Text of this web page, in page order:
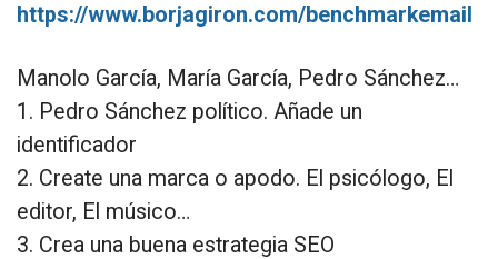
https://www.borjagiron.com/benchmarkemail
Manolo García, María García, Pedro Sánchez…
1. Pedro Sánchez político. Añade un
identificador
2. Create una marca o apodo. El psicólogo, El
editor, El músico…
3. Crea una buena estrategia SEO